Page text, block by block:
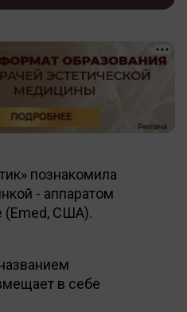
познакомила
- аппаратом
(Emed, США).
в себе